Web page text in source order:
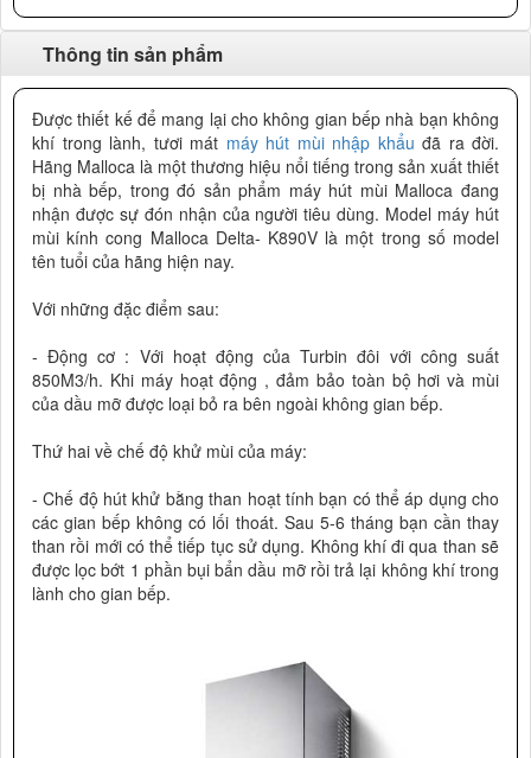
Thông tin sản phẩm
Được thiết kế để mang lại cho không gian bếp nhà bạn không
khí trong lành, tươi mát máy hút mùi nhập khẩu đã ra đời.
Hãng Malloca là một thương hiệu nổi tiếng trong sản xuất thiết
bị nhà bếp, trong đó sản phẩm máy hút mùi Malloca đang
nhận được sự đón nhận của người tiêu dùng. Model máy hút
mùi kính cong Malloca Delta- K890V là một trong số model
tên tuổi của hãng hiện nay.
Với những đặc điểm sau:
- Động cơ : Với hoạt động của Turbin đôi với công suất
850M3/h. Khi máy hoạt động , đảm bảo toàn bộ hơi và mùi
của dầu mỡ được loại bỏ ra bên ngoài không gian bếp.
Thứ hai về chế độ khử mùi của máy:
- Chế độ hút khử bằng than hoạt tính bạn có thể áp dụng cho
các gian bếp không có lối thoát. Sau 5-6 tháng bạn cần thay
than rồi mới có thể tiếp tục sử dụng. Không khí đi qua than sẽ
được lọc bớt 1 phần bụi bẩn dầu mỡ rồi trả lại không khí trong
lành cho gian bếp.